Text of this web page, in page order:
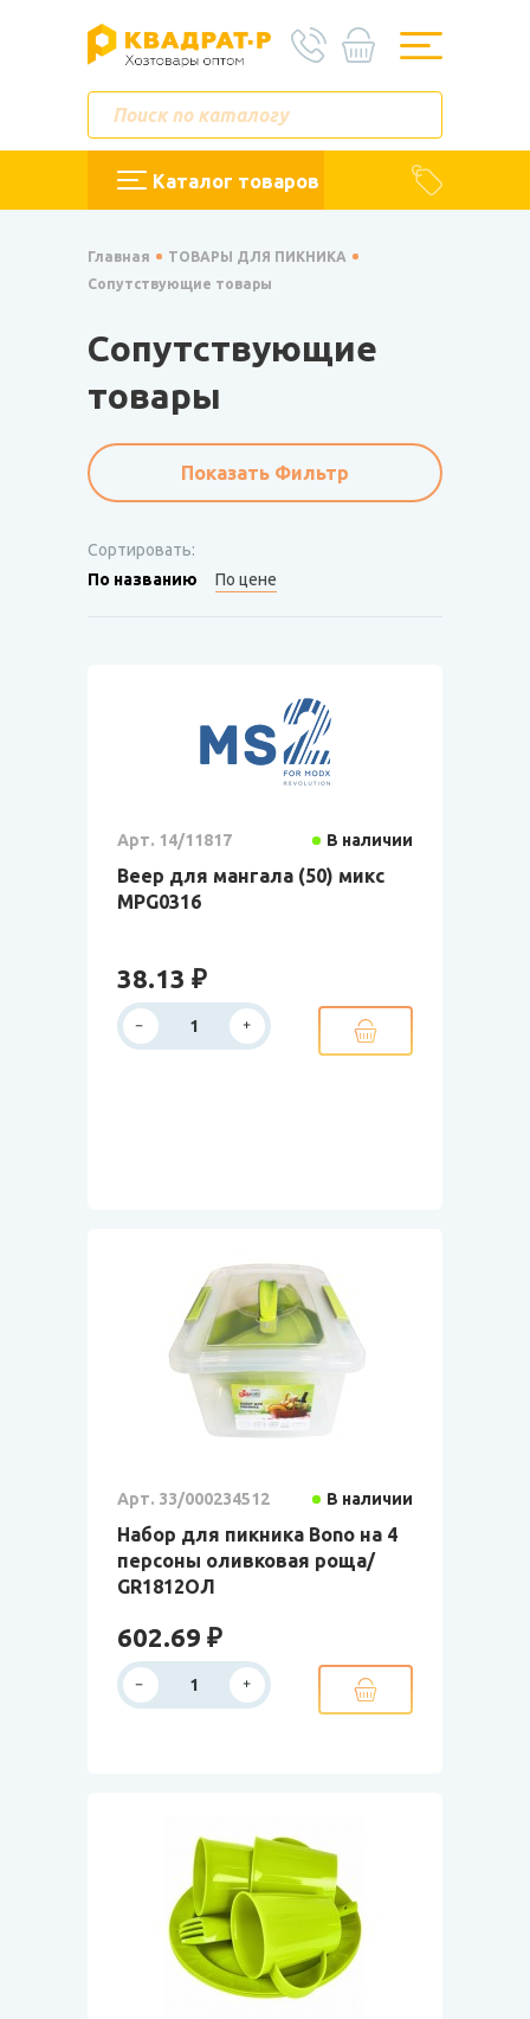
Каталог товаров
Главная
ТОВАРЫ ДЛЯ ПИКНИКА
Сопутствующие товары
Сопутствующие
товары
Показать Фильтр
Сортировать:
По названию
По цене
Арт. 14/11817 В наличии
Веер для мангала (50) микс
MPG0316
38.13 ₽
Арт. 33/000234512 В наличии
Набор для пикника Bono на 4
персоны оливковая роща/
GR1812ОЛ
602.69 ₽